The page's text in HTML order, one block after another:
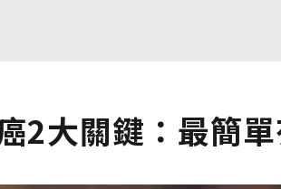
2大關鍵：最簡